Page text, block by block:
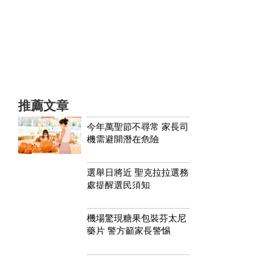
推薦文章
今年萬聖節不尋常 家長司
機需避開潛在危險
選舉日將近 聖克拉拉選務
處提醒選民須知
機場驚現糖果包裝芬太尼
藥片 警方籲家長警惕